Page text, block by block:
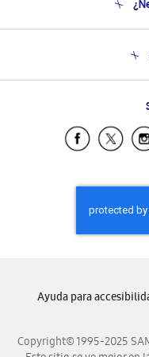
Copyright© 1995-2025
Ayuda para